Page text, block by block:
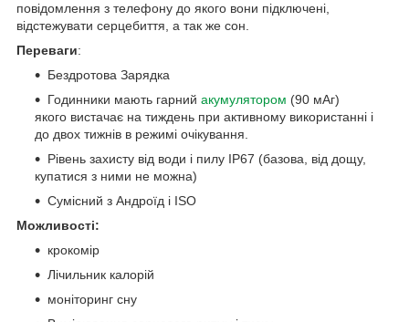
повідомлення з телефону до якого вони підключені,
відстежувати серцебиття, а так же сон.
Переваги:
Бездротова Зарядка
Годинники мають гарний акумулятором (90 мАг)
якого вистачає на тиждень при активному використанні і
до двох тижнів в режимі очікування.
Рівень захисту від води і пилу IP67 (базова, від дощу,
купатися з ними не можна)
Сумісний з Андроїд і ISO
Можливості:
крокомір
Лічильник калорій
моніторинг сну